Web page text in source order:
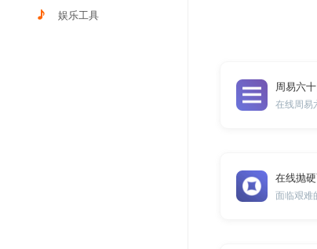
娱乐工具
周易六
在线周易
在线抛
面临艰难